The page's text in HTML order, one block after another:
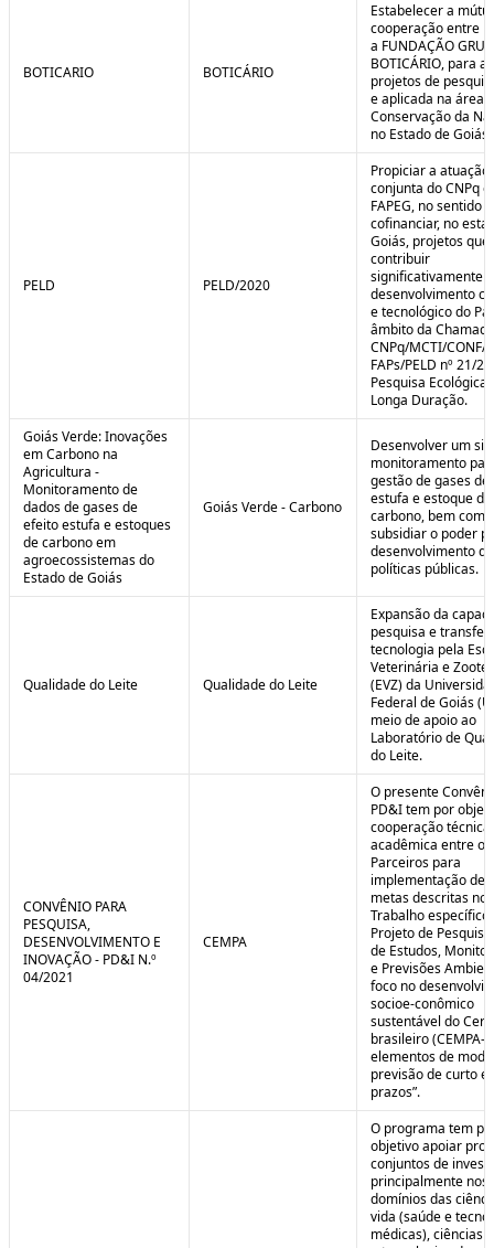
BOTICARIO BOTICÁRIO
Estabelecer a
cooperação entre
a FUNDAÇÃO
BOTICÁRIO, para
projetos de
e aplicada na área
Conservação da
no Estado de Goiás.
PELD PELD/2020
Propiciar a atuação
conjunta do CNPq e
FAPEG, no sentido
cofinanciar, no
Goiás, projetos que
contribuir
significativamente
desenvolvimento
e tecnológico do
âmbito da Chamada
CNPq/MCTI/
FAPs/PELD nº 21/
Pesquisa Ecológica
Longa Duração.
Goiás Verde: Inovações
em Carbono na
Agricultura -
Monitoramento de
dados de gases de
efeito estufa e estoques
de carbono em
agroecossistemas do
Estado de Goiás
Goiás Verde - Carbono
Desenvolver um
monitoramento
gestão de gases
estufa e estoque de
carbono, bem como
subsidiar o poder
desenvolvimento de
políticas públicas.
Qualidade do Leite Qualidade do Leite
Expansão da
pesquisa e
tecnologia pela
Veterinária e
(EVZ) da
Federal de Goiás
meio de apoio ao
Laboratório de
do Leite.
CONVÊNIO PARA
PESQUISA,
DESENVOLVIMENTO E
INOVAÇÃO - PD&I N.º
04/2021
CEMPA
O presente
PD&I tem por
cooperação técnica
acadêmica entre os
Parceiros para
implementação de
metas descritas no
Trabalho específico
Projeto de
de Estudos,
e Previsões
foco no
socioe-conômico
sustentável do
brasileiro (CEMPA-
elementos de
previsão de curto e
prazos”.
O programa tem
objetivo apoiar
conjuntos de
principalmente nos
domínios das
vida (saúde e
médicas), ciências